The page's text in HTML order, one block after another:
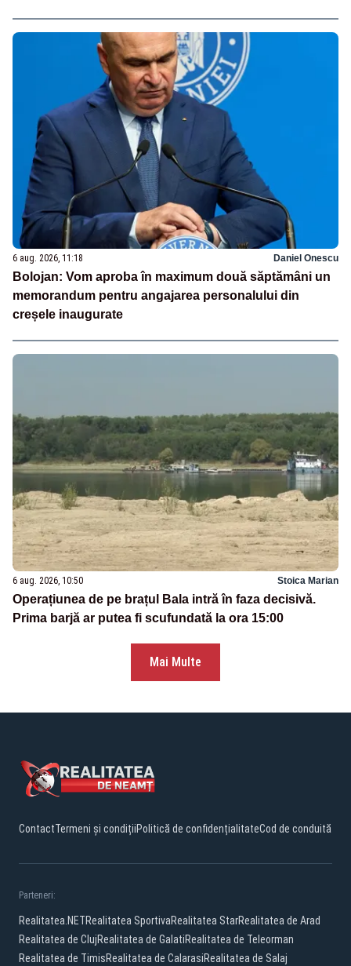
6 aug. 2026, 11:18 Daniel Onescu
Bolojan: Vom aproba în maximum două săptămâni un
memorandum pentru angajarea personalului din
creșele inaugurate
6 aug. 2026, 10:50 Stoica Marian
Operațiunea de pe brațul Bala intră în faza decisivă.
Prima barjă ar putea fi scufundată la ora 15:00
Mai Multe
ContactTermeni și condițiiPolitică de confidențialitateCod de conduită
Parteneri:
Realitatea.NETRealitatea SportivaRealitatea StarRealitatea de Arad
Realitatea de ClujRealitatea de GalatiRealitatea de Teleorman
Realitatea de TimisRealitatea de CalarasiRealitatea de Salaj